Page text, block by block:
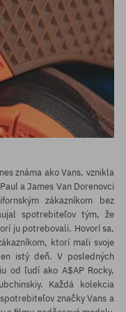
známa ako Vans, vznikla
a James Van Dorenovci
zákazníkom bez
spotrebiteľov tým, že
ju potrebovali. Hovorí sa,
ktorí mali svoje
istý deň. V posledných
od ľudí ako A$AP Rocky,
Každá kolekcia
značky Vans a